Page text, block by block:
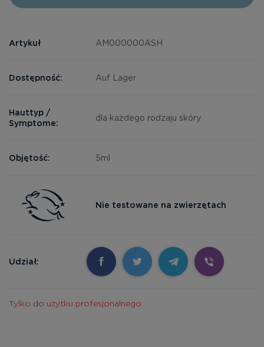
Artykuł AM000000ASН
Dostępność: Auf Lager
Hauttyp /
Symptome:
dla każdego rodzaju skóry
Objętość: 5ml
Nie testowane na zwierzętach
Udział:
Tylko do użytku profesjonalnego